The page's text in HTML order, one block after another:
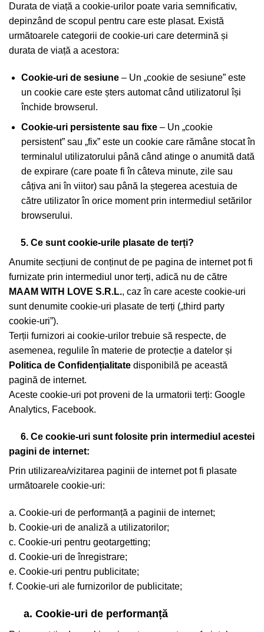
Durata de viață a cookie-urilor poate varia semnificativ,
depinzând de scopul pentru care este plasat. Există
următoarele categorii de cookie-uri care determină și
durata de viață a acestora:
Cookie-uri de sesiune– Un „cookie de sesiune” este
un cookie care este șters automat când utilizatorul își
închide browserul.
Cookie-uri persistente sau fixe– Un „cookie
persistent” sau „fix” este un cookie care rămâne stocat în
terminalul utilizatorului până când atinge o anumită dată
de expirare (care poate fi în câteva minute, zile sau
câțiva ani în viitor) sau până la ștegerea acestuia de
către utilizator în orice moment prin intermediul setărilor
browserului.
5. Ce sunt cookie-urile plasate de terți?
Anumite secțiuni de conținut de pe pagina de internet pot fi
furnizate prin intermediul unor terți, adică nu de către
MAAM WITH LOVE S.R.L., caz în care aceste cookie-uri
sunt denumite cookie-uri plasate de terți („third party
cookie-uri”).
Terții furnizori ai cookie-urilor trebuie să respecte, de
asemenea, regulile în materie de protecție a datelor și
Politica de Confidențialitate disponibilă pe această
pagină de internet.
Aceste cookie-uri pot proveni de la urmatorii terți: Google
Analytics, Facebook.
6. Ce cookie-uri sunt folosite prin intermediul acestei
pagini de internet:
Prin utilizarea/vizitarea paginii de internet pot fi plasate
următoarele cookie-uri:
a. Cookie-uri de performanță a paginii de internet;
b. Cookie-uri de analiză a utilizatorilor;
c. Cookie-uri pentru geotargetting;
d. Cookie-uri de înregistrare;
e. Cookie-uri pentru publicitate;
f. Cookie-uri ale furnizorilor de publicitate;
a. Cookie-uri de performanță